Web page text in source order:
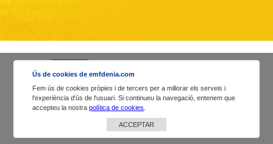
Ús de cookies de emfdenia.com
Fem ús de cookies pròpies i de tercers per a millorar els serveis i
l'experiència d'ús de l'usuari. Si continueu la navegació, entenem que
accepteu la nostrapolítica de cookies
ACCEPTAR